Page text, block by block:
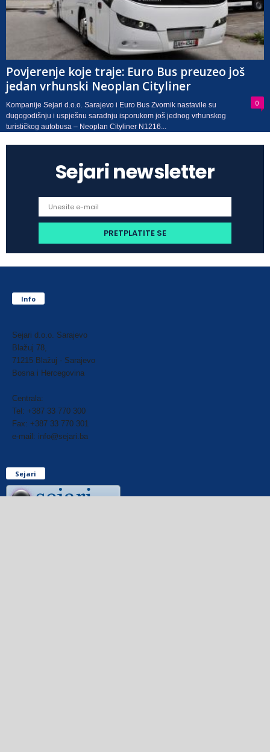
Povjerenje koje traje: Euro Bus preuzeo još
jedan vrhunski Neoplan Cityliner
0
Kompanije Sejari d.o.o. Sarajevo i Euro Bus Zvornik nastavile su
dugogodišnju i uspješnu saradnju isporukom još jednog vrhunskog
turističkog autobusa – Neoplan Cityliner N1216...
Sejari newsletter
Info
Sejari d.o.o. Sarajevo
Blažuj 78,
71215 Blažuj - Sarajevo
Bosna i Hercegovina
Centrala:
Tel: +387 33 770 300
Fax: +387 33 770 301
e-mail: info@sejari.ba
Sejari